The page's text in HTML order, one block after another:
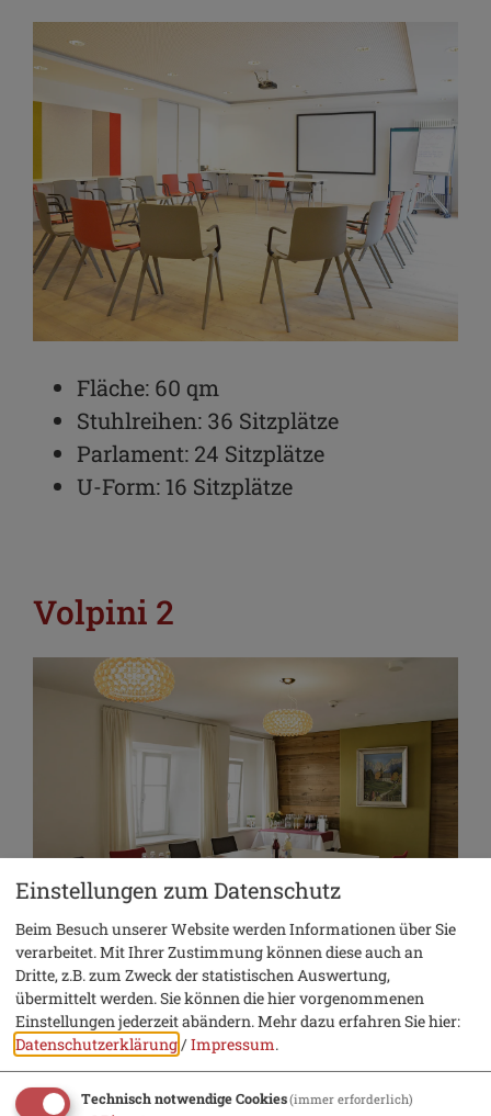
Fläche: 60 qm
Stuhlreihen: 36 Sitzplätze
Parlament: 24 Sitzplätze
U-Form: 16 Sitzplätze
Volpini 2
Fläche: 32 qm
Stuhlreihen: 15 Sitzplätze
Parlament: 12 Sitzplätze
Einstellungen zum Datenschutz
Beim Besuch unserer Website werden Informationen über Sie
verarbeitet. Mit Ihrer Zustimmung können diese auch an
Dritte, z.B. zum Zweck der statistischen Auswertung,
übermittelt werden. Sie können die hier vorgenommenen
Einstellungen jederzeit abändern.Mehr dazu erfahren Sie hier:
Datenschutzerklärung/Impressum.
Technisch notwendige Cookies(immer erforderlich)